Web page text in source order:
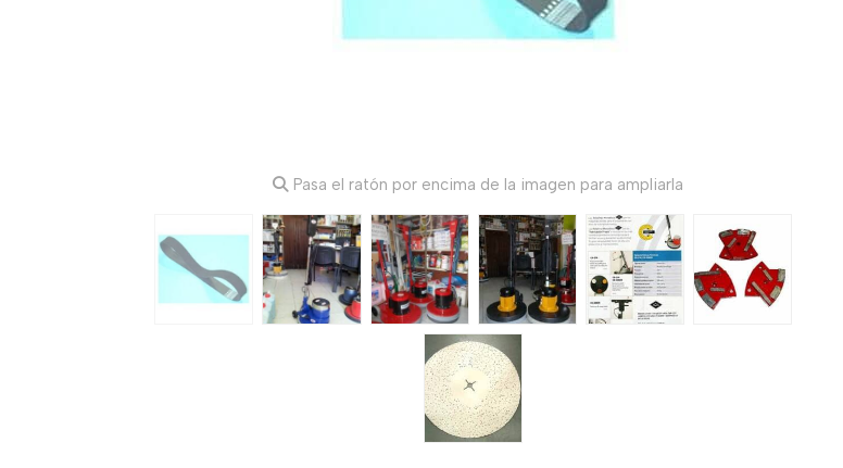
Pasa el ratón por encima de la imagen para ampliarla